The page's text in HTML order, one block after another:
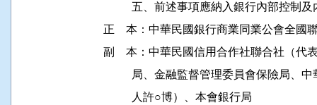
五、前述事項應納入銀行內部控
正    本：中華民國銀行商業同業公會全國
副    本：中華民國信用合作社聯合社（代
局、金融監督管理委員會保險局